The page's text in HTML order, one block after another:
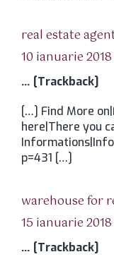
real estate
10 ianuarie
… [Trackback]
[…] Find More
here|There you
p=431 […]
warehouse for
15 ianuarie
… [Trackback]